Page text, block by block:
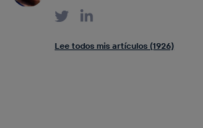
Lee todos mis artículos (1926)